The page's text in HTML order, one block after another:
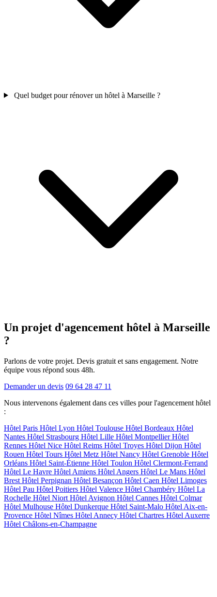
Quel budget pour rénover un hôtel à Marseille ?
Un projet d'agencement hôtel à Marseille
?
Parlons de votre projet. Devis gratuit et sans engagement. Notre
équipe vous répond sous 48h.
Demander un devis 09 64 28 47 11
Nous intervenons également dans ces villes pour l'agencement hôtel
:
Hôtel Paris Hôtel Lyon Hôtel Toulouse Hôtel Bordeaux Hôtel
Nantes Hôtel Strasbourg Hôtel Lille Hôtel MontpellierHôtel
Rennes Hôtel Nice Hôtel Reims Hôtel Troyes Hôtel Dijon Hôtel
Rouen Hôtel Tours Hôtel Metz Hôtel Nancy Hôtel Grenoble Hôtel
Orléans Hôtel Saint-Étienne Hôtel Toulon Hôtel Clermont-Ferrand
Hôtel Le Havre Hôtel Amiens Hôtel Angers Hôtel Le Mans Hôtel
Brest Hôtel Perpignan Hôtel Besançon Hôtel Caen Hôtel Limoges
Hôtel Pau Hôtel Poitiers Hôtel Valence Hôtel Chambéry Hôtel La
Rochelle Hôtel Niort Hôtel Avignon Hôtel Cannes Hôtel Colmar
Hôtel Mulhouse Hôtel Dunkerque Hôtel Saint-Malo Hôtel Aix-en-
Provence Hôtel Nîmes Hôtel Annecy Hôtel Chartres Hôtel Auxerre
Hôtel Châlons-en-Champagne